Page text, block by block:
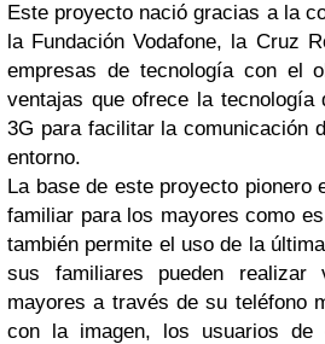
Este proyecto nació gracias a la
la Fundación Vodafone, la Cruz
empresas de tecnología con el
ventajas que ofrece la tecnología
3G para facilitar la comunicación
entorno.
La base de este proyecto pionero
familiar para los mayores como
también permite el uso de la
sus familiares pueden realizar
mayores a través de su teléfono
con la imagen, los usuarios de